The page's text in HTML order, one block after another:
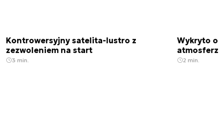
Kontrowersyjny satelita-lustro z
zezwoleniem na start
3 min.
Wykryto
2 min.